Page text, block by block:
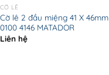
CỜ LÊ
Cờ lê 2 đầu miệng 41 X 46mm
0100 4146 MATADOR
Liên hệ